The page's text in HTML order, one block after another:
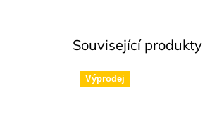
Související produkty
Výprodej